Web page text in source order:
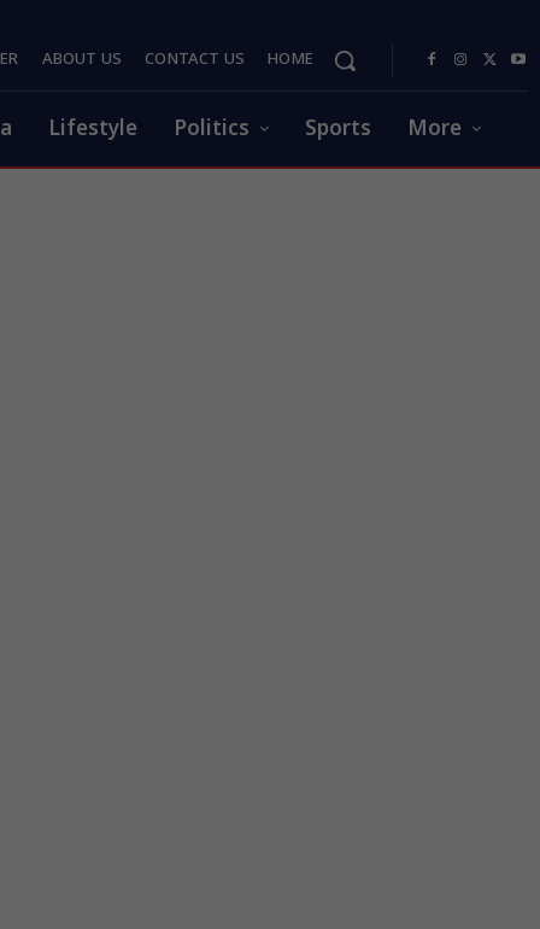
ABOUT US CONTACT US HOME
Lifestyle Politics Sports More